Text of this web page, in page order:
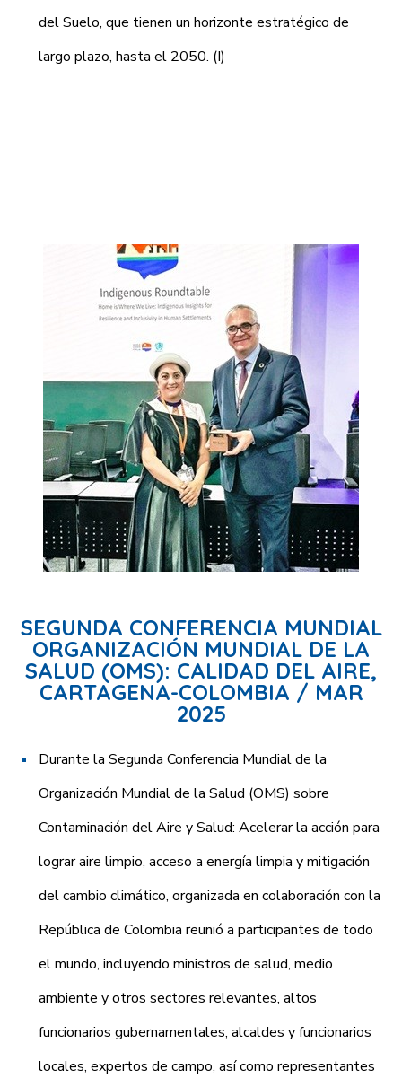
del Suelo, que tienen un horizonte estratégico de
largo plazo, hasta el 2050. (I)
SEGUNDA CONFERENCIA MUNDIAL
ORGANIZACIÓN MUNDIAL DE LA
SALUD (OMS): CALIDAD DEL AIRE,
CARTAGENA-COLOMBIA / MAR
2025
Durante la Segunda Conferencia Mundial de la
Organización Mundial de la Salud (OMS) sobre
Contaminación del Aire y Salud: Acelerar la acción para
lograr aire limpio, acceso a energía limpia y mitigación
del cambio climático, organizada en colaboración con la
República de Colombia reunió a participantes de todo
el mundo, incluyendo ministros de salud, medio
ambiente y otros sectores relevantes, altos
funcionarios gubernamentales, alcaldes y funcionarios
locales, expertos de campo, así como representantes